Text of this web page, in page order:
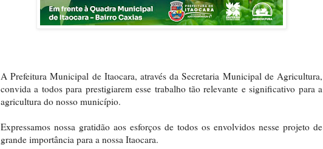
A Prefeitura Municipal de Itaocara, através da Secretaria Municipal de Agricultura,
convida a todos para prestigiarem esse trabalho tão relevante e significativo para a
agricultura do nosso município.
Expressamos nossa gratidão aos esforços de todos os envolvidos nesse projeto de
grande importância para a nossa Itaocara.